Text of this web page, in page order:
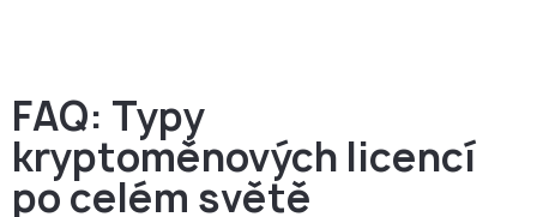
FAQ: Typy
kryptoměnových licencí
po celém světě